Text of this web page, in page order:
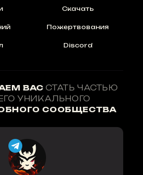
Скачать
Пожертвования
Discord
ВАССТАТЬ ЧАСТЬЮ
УНИКАЛЬНОГО
СООБЩЕСТВА